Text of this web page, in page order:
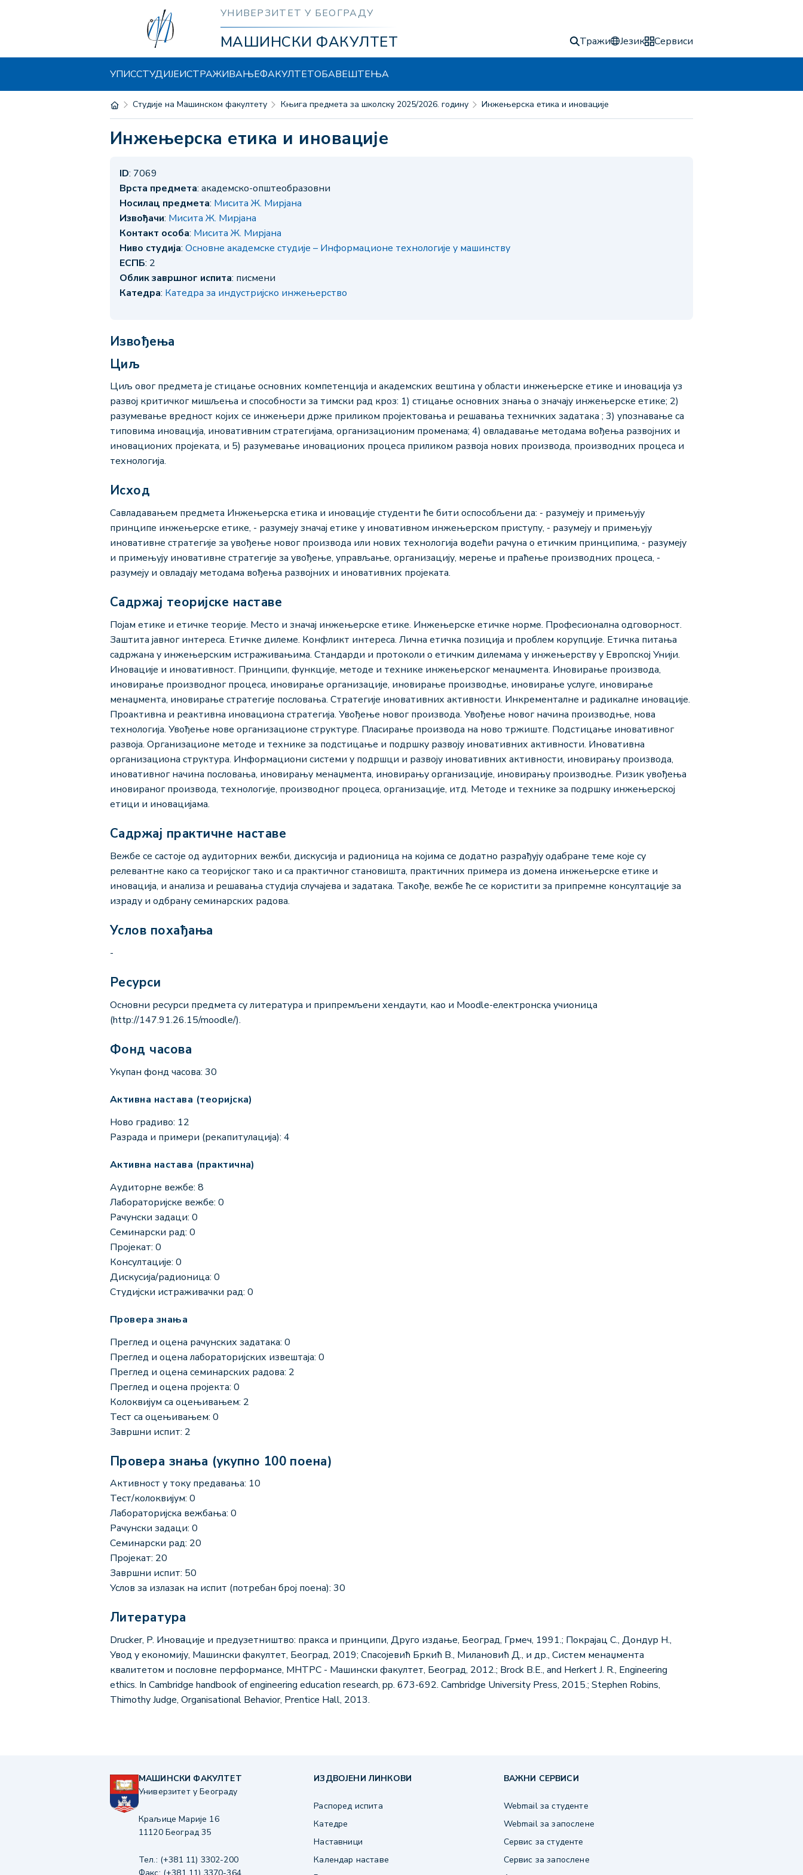
УНИВЕРЗИТЕТ У БЕОГРАДУ
МАШИНСКИ ФАКУЛТЕТ Тражи Језик Сервиси
УПИССТУДИЈЕИСТРАЖИВАЊЕФАКУЛТЕТОБАВЕШТЕЊА
Студије на Машинском факултету Књига предмета за школску 2025/2026. годину Инжењерска етика и иновације
Инжењерска етика и иновације
ID: 7069
Врста предмета: академско-општеобразовни
Носилац предмета: Мисита Ж. Мирјана
Извођачи: Мисита Ж. Мирјана
Контакт особа: Мисита Ж. Мирјана
Ниво студија: Основне академске студије – Информационе технологије у машинству
ЕСПБ: 2
Облик завршног испита: писмени
Катедра: Катедра за индустријско инжењерство
Извођења
Циљ
Циљ овог предмета је стицање основних компетенција и академских вештина у области инжењерске етике и иновација уз
развој критичког мишљења и способности за тимски рад кроз: 1) стицање основних знања о значају инжењерске етике; 2)
разумевање вредност којих се инжењери држе приликом пројектовања и решавања техничких задатака ; 3) упознавање са
типовима иновација, иновативним стратегијама, организационим променама; 4) овладавање методама вођења развојних и
иновационих пројеката, и 5) разумевање иновационих процеса приликом развоја нових производа, производних процеса и
технологија.
Исход
Савладавањем предмета Инжењерска етика и иновације студенти ће бити оспособљени да: - разумеју и примењују
принципе инжењерске етике, - разумеју значај етике у иновативном инжењерском приступу, - разумеју и примењују
иновативне стратегије за увођење новог производа или нових технологија водећи рачуна о етичким принципима, - разумеју
и примењују иновативне стратегије за увођење, управљање, организацију, мерење и праћење производних процеса, -
разумеју и овладају методама вођења развојних и иновативних пројеката.
Садржај теоријске наставе
Појам етике и етичке теорије. Место и значај инжењерске етике. Инжењерске етичке норме. Професионална одговорност.
Заштита јавног интереса. Етичке дилеме. Конфликт интереса. Лична етичка позиција и проблем корупције. Етичка питања
садржана у инжењерским истраживањима. Стандарди и протоколи о етичким дилемама у инжењерству у Европској Унији.
Иновације и иновативност. Принципи, функције, методе и технике инжењерског менаџмента. Иновирање производа,
иновирање производног процеса, иновирање организације, иновирање производње, иновирање услуге, иновирање
менаџмента, иновирање стратегије пословања. Стратегије иновативних активности. Инкременталне и радикалне иновације.
Проактивна и реактивна иновациона стратегија. Увођење новог производа. Увођење новог начина производње, нова
технологија. Увођење нове организационе структуре. Пласирање производа на ново тржиште. Подстицање иновативног
развоја. Организационе методе и технике за подстицање и подршку развоју иновативних активности. Иновативна
организациона структура. Информациони системи у подршци и развоју иновативних активности, иновирању производа,
иновативног начина пословања, иновирању менаџмента, иновирању организације, иновирању производње. Ризик увођења
иновираног производа, технологије, производног процеса, организације, итд. Методе и технике за подршку инжењерској
етици и иновацијама.
Садржај практичне наставе
Вежбе се састоје од аудиторних вежби, дискусија и радионица на којима се додатно разрађују одабране теме које су
релевантне како са теоријског тако и са практичног становишта, практичних примера из домена инжењерске етике и
иновација, и анализа и решавања студија случајева и задатака. Такође, вежбе ће се користити за припремне консултације за
израду и одбрану семинарских радова.
Услов похађања
-
Ресурси
Основни ресурси предмета су литература и припремљени хендаути, као и Moodle-електронска учионица
(http://147.91.26.15/moodle/).
Фонд часова
Укупан фонд часова: 30
Активна настава (теоријска)
Ново градиво: 12
Разрада и примери (рекапитулација): 4
Активна настава (практична)
Аудиторне вежбе: 8
Лабораторијске вежбе: 0
Рачунски задаци: 0
Семинарски рад: 0
Пројекат: 0
Консултације: 0
Дискусија/радионица: 0
Студијски истраживачки рад: 0
Провера знања
Преглед и оцена рачунских задатака: 0
Преглед и оцена лабораторијских извештаја: 0
Преглед и оцена семинарских радова: 2
Преглед и оцена пројекта: 0
Колоквијум са оцењивањем: 2
Тест са оцењивањем: 0
Завршни испит: 2
Провера знања (укупно 100 поена)
Активност у току предавања: 10
Тест/колоквијум: 0
Лабораторијска вежбања: 0
Рачунски задаци: 0
Семинарски рад: 20
Пројекат: 20
Завршни испит: 50
Услов за излазак на испит (потребан број поена): 30
Литература
Drucker, P. Иновације и предузетништво: пракса и принципи, Друго издање, Београд, Грмеч, 1991.; Покрајац С., Дондур Н.,
Увод у економију, Машински факултет, Београд, 2019; Спасојевић Бркић В., Милановић Д., и др., Систем менаџмента
квалитетом и пословне перформансе, МНТРС - Машински факултет, Београд, 2012.; Brock B.E., and Herkert J. R., Engineering
ethics. In Cambridge handbook of engineering education research, pp. 673-692. Cambridge University Press, 2015.; Stephen Robins,
Thimothy Judge, Organisational Behavior, Prentice Hall, 2013.
МАШИНСКИ ФАКУЛТЕТ
Универзитет у Београду
Краљице Марије 16
11120 Београд 35
Тел.: (+381 11) 3302-200
ИЗДВОЈЕНИ ЛИНКОВИ
Распоред испита
Катедре
Наставници
Календар наставе
ВАЖНИ СЕРВИСИ
Webmail за студенте
Webmail за запослене
Сервис за студенте
Сервис за запослене